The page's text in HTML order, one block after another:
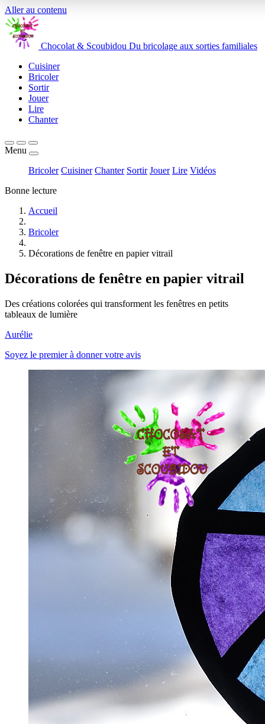
Aller au contenu
Chocolat & Scoubidou Du bricolage aux sorties familiales
Cuisiner
Bricoler
Sortir
Jouer
Lire
Chanter
Menu
Bricoler Cuisiner Chanter Sortir Jouer Lire Vidéos
Bonne lecture
Accueil
Bricoler
Décorations de fenêtre en papier vitrail
Décorations de fenêtre en papier vitrail
Des créations colorées qui transforment les fenêtres en petits
tableaux de lumière
Aurélie
Soyez le premier à donner votre avis